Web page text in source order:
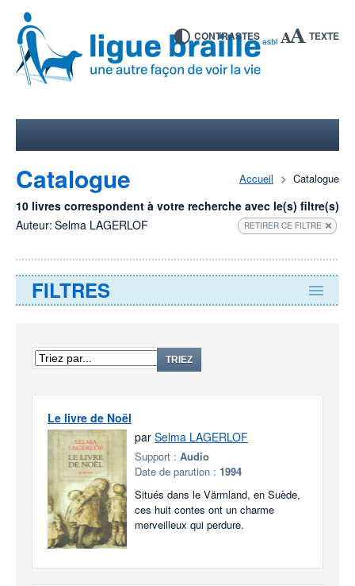
CONTRASTES TEXTE
Accueil Catalogue
Catalogue
10 livres correspondent à votre recherche avec le(s) filtre(s)
Auteur: Selma LAGERLOF RETIRER CE FILTRE
FILTRES
TRIEZ
Le livre de Noël
par Selma LAGERLOF
Support : Audio
Date de parution : 1994
Situés dans le Värmland, en Suède,
ces huit contes ont un charme
merveilleux qui perdure.